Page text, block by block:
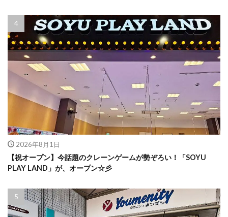
2026年8月1日
【祝オープン】今話題のクレーンゲームが勢ぞろい！「SOYU
PLAY LAND」が、オープン☆彡